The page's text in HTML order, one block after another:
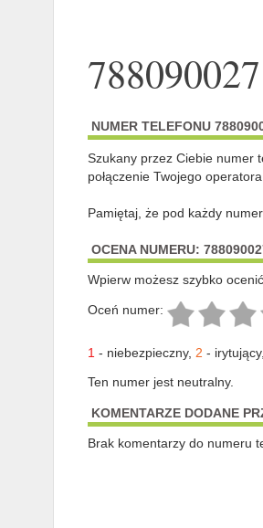
788090027
NUMER TELEFONU
Szukany przez Ciebie numer
połączenie Twojego
Pamiętaj, że pod każdy
OCENA NUMERU:
Wpierw możesz szybko
Oceń numer:
1- niebezpieczny, 2 - irytujący,
Ten numer jest neutralny.
KOMENTARZE DODANE
Brak komentarzy do numeru